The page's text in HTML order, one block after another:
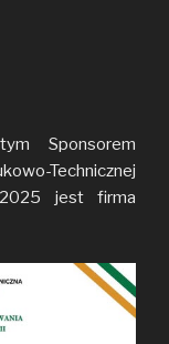
Sponsorem
Technicznej
jest firma